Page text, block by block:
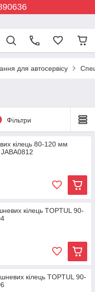
для автосервісу
Фільтри
кілець 80-120 мм
кілець TOPTUL 90-
кілець TOPTUL 90-